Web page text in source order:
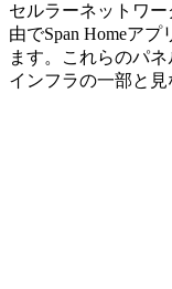
セルラーネットワ
由でSpan Homeア
ます。これらのパ
インフラの一部と見